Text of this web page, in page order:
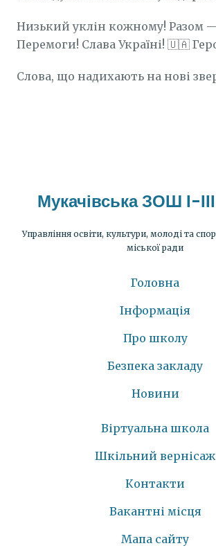
Низький уклін кожному! Разом
Перемоги! Слава Україні! 🇺🇦
Слова, що надихають на нові
Мукачівська ЗОШ І-
Управління освіти, культури, молоді та
міської ради
Головна
Інформація
Про школу
Безпека закладу
Новини
Віртуальна школа
Шкільний вернісаж
Контакти
Вакантні місця
Мапа сайту